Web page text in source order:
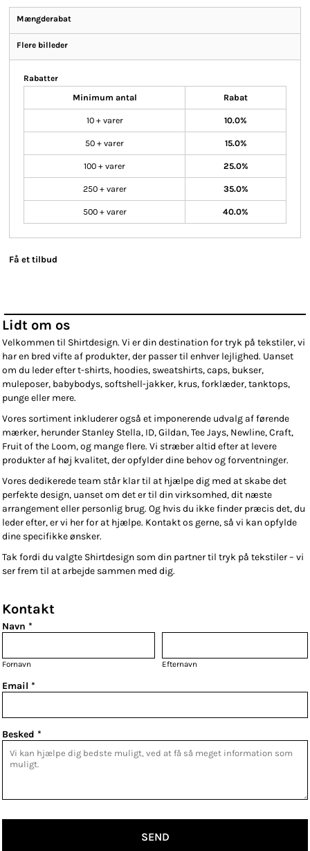
Mængderabat
Flere billeder
Rabatter
Minimum antal Rabat
10 + varer 10.0%
50 + varer 15.0%
100 + varer 25.0%
250 + varer 35.0%
500 + varer 40.0%
Få et tilbud
Lidt om os
Velkommen til Shirtdesign. Vi er din destination for tryk på tekstiler, vi
har en bred vifte af produkter, der passer til enhver lejlighed. Uanset
om du leder efter t-shirts, hoodies, sweatshirts, caps, bukser,
muleposer, babybodys, softshell-jakker, krus, forklæder, tanktops,
punge eller mere.
Vores sortiment inkluderer også et imponerende udvalg af førende
mærker, herunder Stanley Stella, ID, Gildan, Tee Jays, Newline, Craft,
Fruit of the Loom, og mange flere. Vi stræber altid efter at levere
produkter af høj kvalitet, der opfylder dine behov og forventninger.
Vores dedikerede team står klar til at hjælpe dig med at skabe det
perfekte design, uanset om det er til din virksomhed, dit næste
arrangement eller personlig brug. Og hvis du ikke finder præcis det, du
leder efter, er vi her for at hjælpe. Kontakt os gerne, så vi kan opfylde
dine specifikke ønsker.
Tak fordi du valgte Shirtdesign som din partner til tryk på tekstiler – vi
ser frem til at arbejde sammen med dig.
Kontakt
Navn *
Fornavn Efternavn
Email *
Besked *
SEND